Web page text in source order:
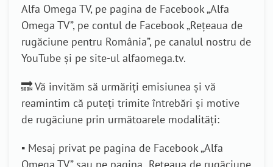
Alfa Omega TV, pe pagina de Facebook „Alfa
Omega TV”, pe contul de Facebook „Rețeaua de
rugăciune pentru România”, pe canalul nostru de
YouTube și pe site-ul alfaomega.tv.
🔜 Vă invităm să urmăriți emisiunea și vă
reamintim că puteți trimite întrebări și motive
de rugăciune prin următoarele modalități:
▪️ Mesaj privat pe pagina de Facebook „Alfa
Omega TV” sau pe pagina „Rețeaua de rugăciune